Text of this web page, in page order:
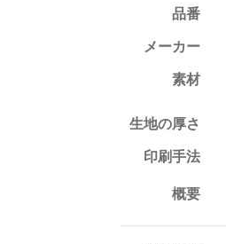
品番
メーカー
素材
生地の厚さ
印刷手法
概要